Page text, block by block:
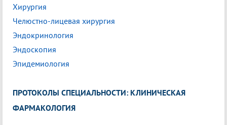
Хирургия
Челюстно-лицевая хирургия
Эндокринология
Эндоскопия
Эпидемиология
ПРОТОКОЛЫ СПЕЦИАЛЬНОСТИ: КЛИНИЧЕСКАЯ
ФАРМАКОЛОГИЯ